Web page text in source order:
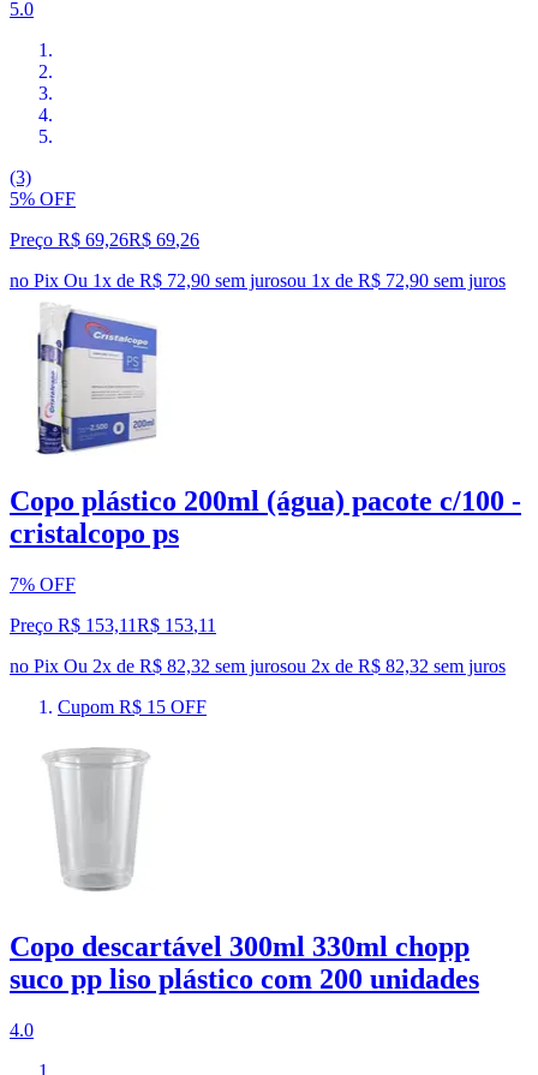
5.0
(3)
5% OFF
Preço R$ 69,26R$ 69,26
no Pix Ou 1x de R$ 72,90 sem jurosou 1x de R$ 72,90 sem juros
Copo plástico 200ml (água) pacote c/100 -
cristalcopo ps
7% OFF
Preço R$ 153,11R$ 153,11
no Pix Ou 2x de R$ 82,32 sem jurosou 2x de R$ 82,32 sem juros
Cupom R$ 15 OFF
Copo descartável 300ml 330ml chopp
suco pp liso plástico com 200 unidades
4.0